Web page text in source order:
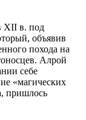
XII в. под
объявив
похода на
Алрой
себе
«магических
пришлось